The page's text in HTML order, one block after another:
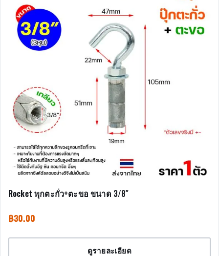
Rocket พุกตะกั่ว+ตะขอ ขนาด 3/8″
฿30.00
ดูรายละเอียด